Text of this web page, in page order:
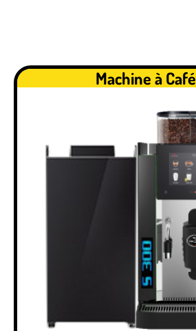
Machine à Café